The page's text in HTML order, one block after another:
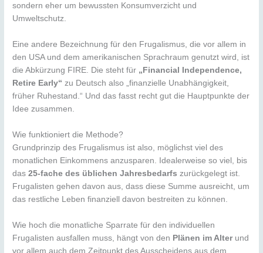
sondern eher um bewussten Konsumverzicht und
Umweltschutz.
Eine andere Bezeichnung für den Frugalismus, die vor allem in
den USA und dem amerikanischen Sprachraum genutzt wird, ist
die Abkürzung FIRE. Die steht für „Financial Independence,
Retire Early“ zu Deutsch also „finanzielle Unabhängigkeit,
früher Ruhestand.“ Und das fasst recht gut die Hauptpunkte der
Idee zusammen.
Wie funktioniert die Methode?
Grundprinzip des Frugalismus ist also, möglichst viel des
monatlichen Einkommens anzusparen. Idealerweise so viel, bis
das25-fache des üblichen Jahresbedarfs zurückgelegt ist.
Frugalisten gehen davon aus, dass diese Summe ausreicht, um
das restliche Leben finanziell davon bestreiten zu können.
Wie hoch die monatliche Sparrate für den individuellen
Frugalisten ausfallen muss, hängt von den Plänen im Alterund
vor allem auch dem Zeitpunkt des Ausscheidens aus dem